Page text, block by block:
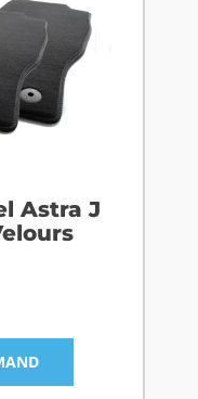
Astra J